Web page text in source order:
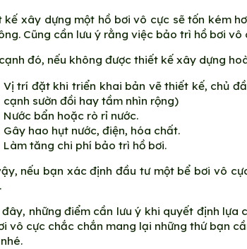
kế xây dựng một hồ bơi vô cực sẽ tốn kém
Cũng cần lưu ý rằng việc bảo trì hồ bơi
đó, nếu không được thiết kế xây dựng
Vị trí đặt khi triển khai bản vẽ thiết kế, chủ
cạnh sườn đồi hay tầm nhìn rộng)
Nước bẩn hoặc rò rỉ nước.
Gây hao hụt nước, điện, hóa chất.
Làm tăng chi phí bảo trì hồ bơi.
nếu bạn xác định đầu tư một bể bơi vô
đây, những điểm cần lưu ý khi quyết định
vô cực chắc chắn mang lại những thứ bạn